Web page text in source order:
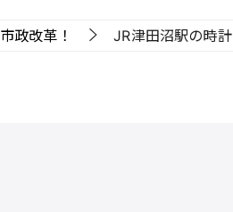
市政改革！ JR津田沼駅の時計